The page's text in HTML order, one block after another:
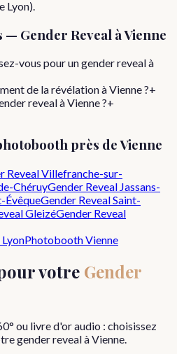
Lyon).
— Gender Reveal àVienne
vous pour un gender reveal à
de la révélation à Vienne ?+
reveal à Vienne ?+
près deVienne
RevealVillefranche-sur-
ChéruyGender Reveal Jassans-
ÉvêqueGender RevealSaint-
GleizéGender Reveal
PhotoboothVienne
votre Gender
ou livre d'or audio : choisissez
gender revealàVienne